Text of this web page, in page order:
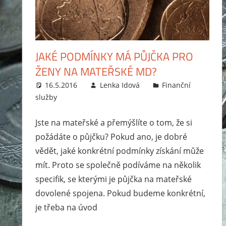
exekutor,
probíhá
exekuce
mzdu
nebo
bankovní
Rady
zbavit
dluhů
JAKÉ PODMÍNKY MÁ PŮJČKA PRO
ŽENY NA MATEŘSKÉ MD?
16.5.2016 Lenka Idová
Finanční
služby
Jste na mateřské a přemýšlíte o tom, že si
požádáte o půjčku? Pokud ano, je dobré
vědět, jaké konkrétní podmínky získání může
mít. Proto se společně podíváme na několik
specifik, se kterými je půjčka na mateřské
dovolené spojena. Pokud budeme konkrétní,
je třeba na úvod